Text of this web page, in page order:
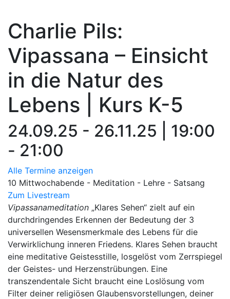
Charlie Pils:
Vipassana – Einsicht
in die Natur des
Lebens | Kurs K-5
24.09.25 - 26.11.25 | 19:00
- 21:00
Alle Termine anzeigen
10 Mittwochabende - Meditation - Lehre - Satsang
Zum Livestream
Vipassanameditation „Klares Sehen“ zielt auf ein
durchdringendes Erkennen der Bedeutung der 3
universellen Wesensmerkmale des Lebens für die
Verwirklichung inneren Friedens. Klares Sehen braucht
eine meditative Geistesstille, losgelöst vom Zerrspiegel
der Geistes- und Herzenstrübungen. Eine
transzendentale Sicht braucht eine Loslösung vom
Filter deiner religiösen Glaubensvorstellungen, deiner